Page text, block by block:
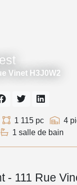
Vinet H3J0W2
1 115 pc
4
1 salle de bain
- 111 Rue